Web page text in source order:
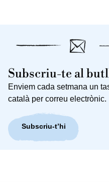
Subscriu-te al
Enviem cada setmana un
català per correu electrònic.
Subscriu-t’hi